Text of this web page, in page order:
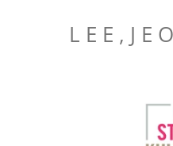
L E E , J E